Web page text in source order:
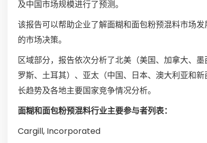
及中国市场规模进行了预测。
该报告可以帮助企业了解面糊和面包粉预混料市场
的市场决策。
区域部分，报告依次分析了北美（美国、加拿大、
罗斯、土耳其）、亚太（中国、日本、澳大利亚和
长趋势及各地主要国家竞争情况分析。
面糊和面包粉预混料行业主要参与者列表：
Cargill, Incorporated